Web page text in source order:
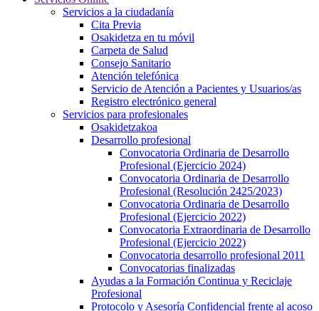
Servicios a la ciudadanía
Cita Previa
Osakidetza en tu móvil
Carpeta de Salud
Consejo Sanitario
Atención telefónica
Servicio de Atención a Pacientes y Usuarios/as
Registro electrónico general
Servicios para profesionales
Osakidetzakoa
Desarrollo profesional
Convocatoria Ordinaria de Desarrollo
Profesional (Ejercicio 2024)
Convocatoria Ordinaria de Desarrollo
Profesional (Resolución 2425/2023)
Convocatoria Ordinaria de Desarrollo
Profesional (Ejercicio 2022)
Convocatoria Extraordinaria de Desarrollo
Profesional (Ejercicio 2022)
Convocatoria desarrollo profesional 2011
Convocatorias finalizadas
Ayudas a la Formación Continua y Reciclaje
Profesional
Protocolo y Asesoría Confidencial frente al acoso